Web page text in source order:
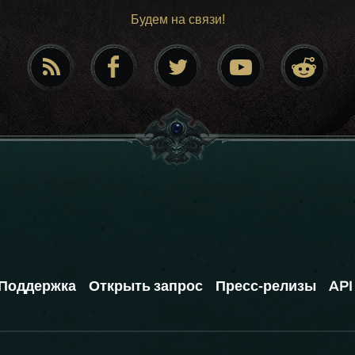
Будем на связи!